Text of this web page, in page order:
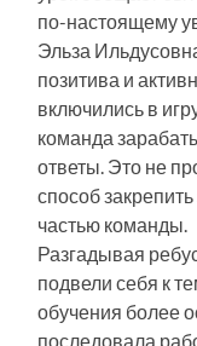
по-настоящему
Эльза
позитива и
включились в
команда
ответы. Это не
способ
частью команды.
Разгадывая
подвели себя к
обучения более
последовала